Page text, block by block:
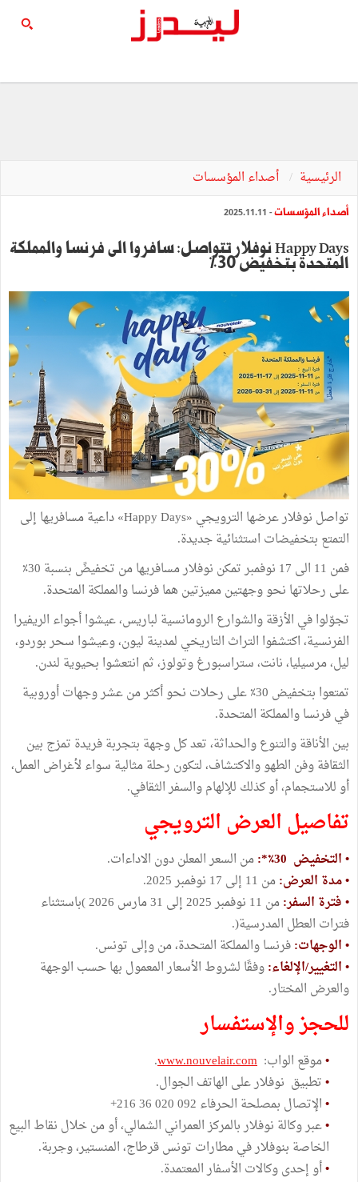
الرئيسية أصداء المؤسسات
أصداء المؤسسات- 2025.11.11
Happy Days نوفلار تتواصل: سافروا الى فرنسا والمملكة
المتحدة بتخفيض 30٪
تواصل نوفلار عرضها الترويجي «Happy Days» داعية مسافريها إلى
التمتع بتخفيضات استثنائية جديدة.
فمن 11 الى 17 نوفمبر تمكن نوفلار مسافريها من تخفيضً بنسبة 30٪
على رحلاتها نحو وجهتين مميزتين هما فرنسا والمملكة المتحدة.
تجوّلوا في الأزقة والشوارع الرومانسية لباريس، عيشوا أجواء الريفيرا
الفرنسية، اكتشفوا التراث التاريخي لمدينة ليون، وعيشوا سحر بوردو،
ليل، مرسيليا، نانت، ستراسبورغ وتولوز، ثم انتعشوا بحيوية لندن.
تمتعوا بتخفيض 30٪ على رحلات نحو أكثر من عشر وجهات أوروبية
في فرنسا والمملكة المتحدة.
بين الأناقة والتنوع والحداثة، تعد كل وجهة بتجربة فريدة تمزج بين
الثقافة وفن الطهو والاكتشاف، لتكون رحلة مثالية سواء لأغراض العمل،
أو للاستجمام، أو كذلك للإلهام والسفر الثقافي.
تفاصيل العرض الترويجي
• التخفيض 30٪*:
من السعر المعلن دون الاداءات.
• مدة العرض:من 11 إلى 17 نوفمبر 2025.
• فترة السفر:
من 11 نوفمبر 2025 إلى 31 مارس 2026 )باستثناء
فترات العطل المدرسية(.
• الوجهات:فرنسا والمملكة المتحدة، من وإلى تونس.
• التغيير/الإلغاء:وفقًا لشروط الأسعار المعمول بها حسب الوجهة
والعرض المختار.
للحجز والإستفسار
•موقع الواب: www.nouvelair.com
.
•تطبيق نوفلار على الهاتف الجوال.
•الإتصال بمصلحة الحرفاء 092 020 36 216+
•عبر وكالة نوفلار بالمركز العمراني الشمالي، أو من خلال نقاط البيع
الخاصة بنوفلار في مطارات تونس قرطاج، المنستير، وجربة.
•أو إحدى وكالات الأسفار المعتمدة.